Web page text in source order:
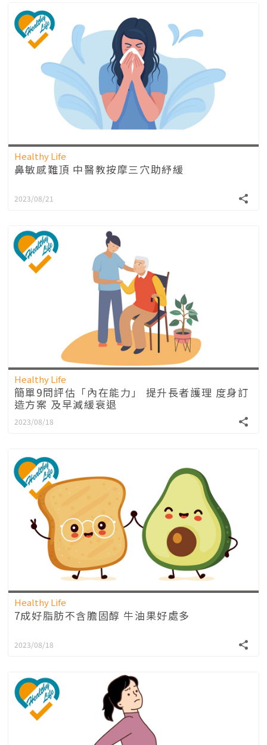
Healthy Life
鼻敏感難頂 中醫教按摩三穴助紓緩
2023/08/21
Healthy Life
簡單9問評估「內在能力」 提升長者護理 度身訂
造方案 及早減緩衰退
2023/08/18
Healthy Life
7成好脂肪不含膽固醇 牛油果好處多
2023/08/18